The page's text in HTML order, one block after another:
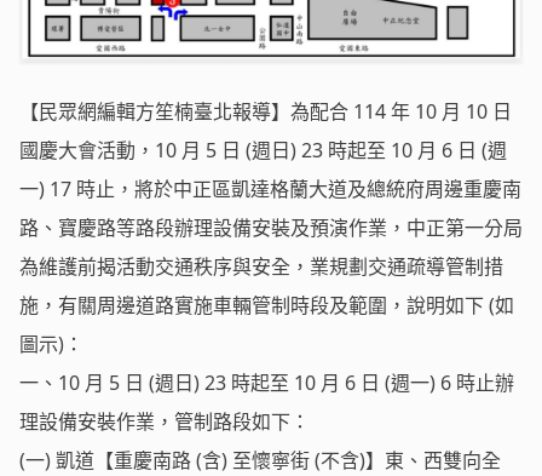
【民眾網編輯方笙楠臺北報導】為配合 114 年 10 月 10 日
國慶大會活動，10 月 5 日 (週日) 23 時起至 10 月 6 日 (週
一) 17 時止，將於中正區凱達格蘭大道及總統府周邊重慶南
路、寶慶路等路段辦理設備安裝及預演作業，中正第一分局
為維護前揭活動交通秩序與安全，業規劃交通疏導管制措
施，有關周邊道路實施車輛管制時段及範圍，說明如下 (如
圖示)：
一、10 月 5 日 (週日) 23 時起至 10 月 6 日 (週一) 6 時止辦
理設備安裝作業，管制路段如下：
(一) 凱道【重慶南路 (含) 至懷寧街 (不含)】東、西雙向全